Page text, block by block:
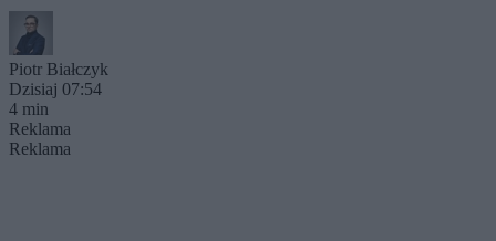
Piotr Białczyk
Dzisiaj 07:54
4 min
Reklama
Reklama